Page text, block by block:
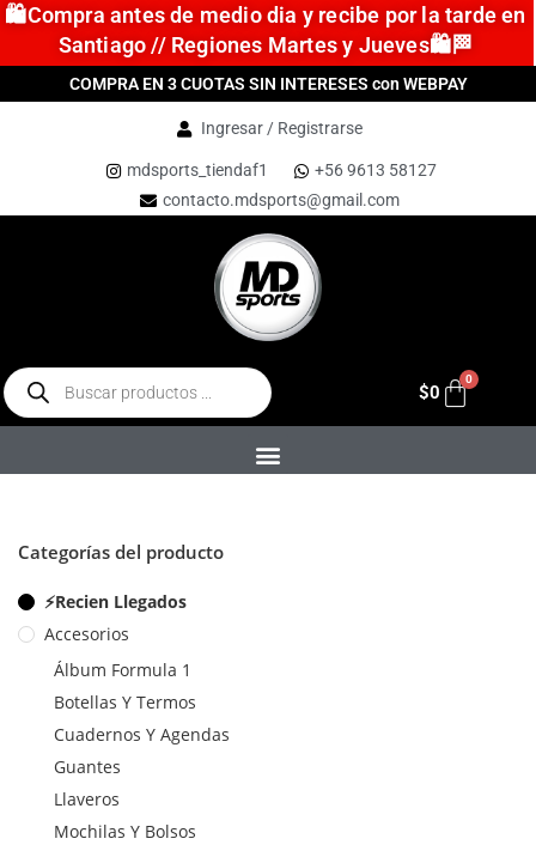
🛍️Compra antes de medio dia y recibe por la tarde en
Santiago // Regiones Martes y Jueves🛍️🏁
COMPRA EN 3 CUOTAS SIN INTERESES con WEBPAY
Ingresar / Registrarse
mdsports_tiendaf1
+56 9613 58127
contacto.mdsports@gmail.com
$0
Categorías del producto
⚡Recien Llegados
Accesorios
Álbum Formula 1
Botellas Y Termos
Cuadernos Y Agendas
Guantes
Llaveros
Mochilas Y Bolsos